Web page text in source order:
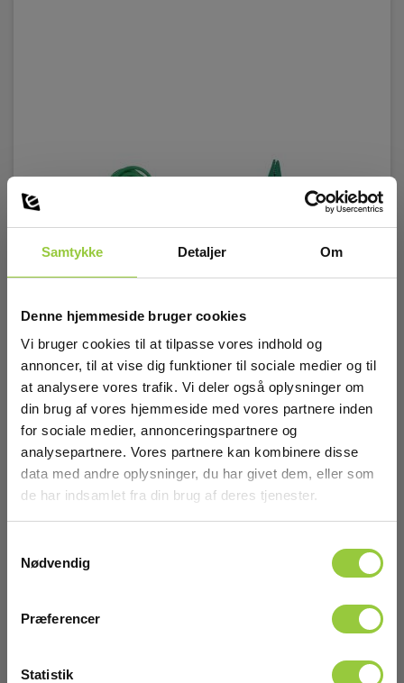
Samtykke Detaljer Om
Denne hjemmeside bruger cookies
Vi bruger cookies til at tilpasse vores indhold og
annoncer, til at vise dig funktioner til sociale medier og til
at analysere vores trafik. Vi deler også oplysninger om
din brug af vores hjemmeside med vores partnere inden
for sociale medier, annonceringspartnere og
analysepartnere. Vores partnere kan kombinere disse
data med andre oplysninger, du har givet dem, eller som
de har indsamlet fra din brug af deres tjenester.
Nødvendig
Præferencer
Statistik
Kyoritsu M7265 grøn ledning 3m.
EAN 4560187066054
EL-NR 6398720782
Lav lagerbeholdning
340,00 DKK Excl. moms